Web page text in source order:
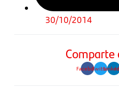
30/10/2014
Comparte
FacebookTwitter